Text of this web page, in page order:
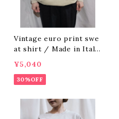
Vintage euro print swe
at shirt / Made in Italy
¥5,040
30%OFF